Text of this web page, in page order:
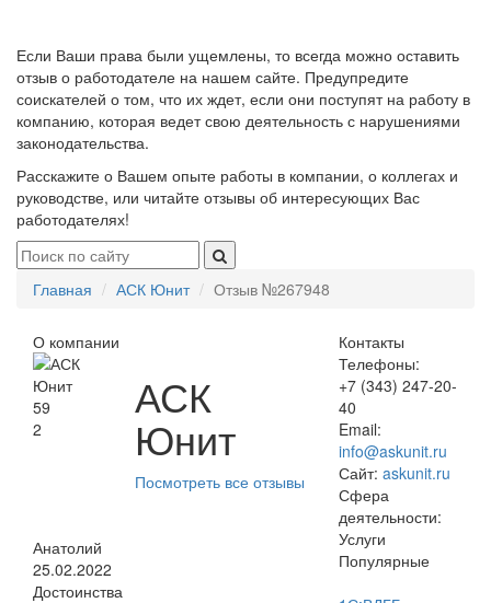
Если Ваши права были ущемлены, то всегда можно оставить
отзыв о работодателе на нашем сайте. Предупредите
соискателей о том, что их ждет, если они поступят на работу в
компанию, которая ведет свою деятельность с нарушениями
законодательства.
Расскажите о Вашем опыте работы в компании, о коллегах и
руководстве, или читайте отзывы об интересующих Вас
работодателях!
Главная АСК Юнит Отзыв №267948
О компании
59
2
АСК
Юнит
Посмотреть все отзывы
Анатолий
25.02.2022
Достоинства
Контакты
Телефоны:
+7 (343) 247-20-
40
Email:
info@askunit.ru
Сайт: askunit.ru
Сфера
деятельности:
Услуги
Популярные